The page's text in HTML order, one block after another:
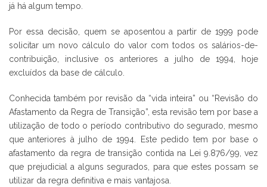
já há algum tempo.
Por essa decisão, quem se aposentou a partir de 1999 pode
solicitar um novo cálculo do valor com todos os salários-de-
contribuição, inclusive os anteriores a julho de 1994, hoje
excluídos da base de cálculo.
Conhecida também por revisão da “vida inteira” ou “Revisão do
Afastamento da Regra de Transição”, esta revisão tem por base a
utilização de todo o período contributivo do segurado, mesmo
que anteriores à julho de 1994. Este pedido tem por base o
afastamento da regra de transição contida na Lei 9.876/99, vez
que prejudicial a alguns segurados, para que estes possam se
utilizar da regra definitiva e mais vantajosa.